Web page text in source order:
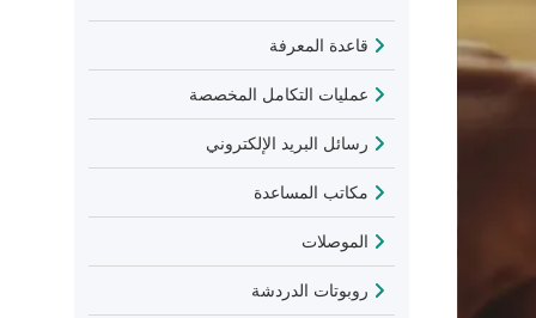
قاعدة المعرفة
عمليات التكامل المخصصة
رسائل البريد الإلكتروني
مكاتب المساعدة
الموصلات
روبوتات الدردشة